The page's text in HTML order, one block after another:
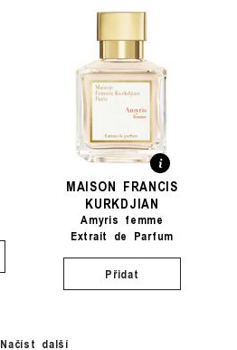
MAISON FRANCIS
KURKDJIAN
Amyris femme
Extrait de Parfum
Přidat
Načíst další